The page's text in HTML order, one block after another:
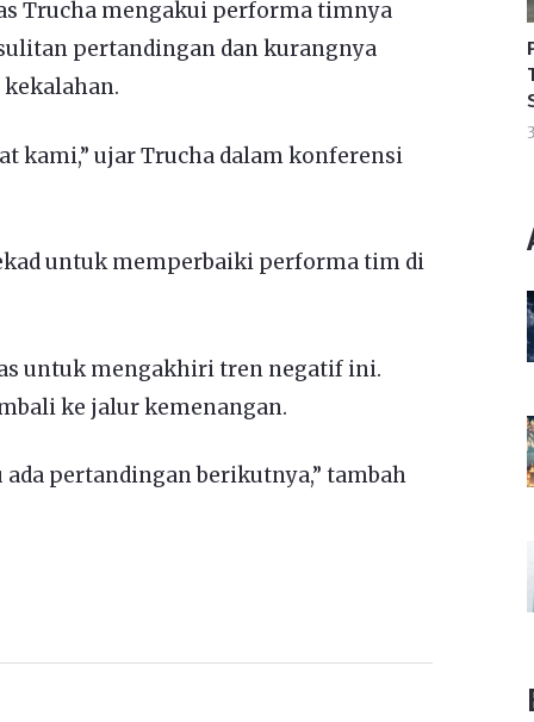
Trucha mengakui performa timnya
pertandingan dan kurangnya
kami,” ujar Trucha dalam konferensi
untuk memperbaiki performa tim di
untuk mengakhiri tren negatif ini.
ke jalur kemenangan.
pertandingan berikutnya,” tambah